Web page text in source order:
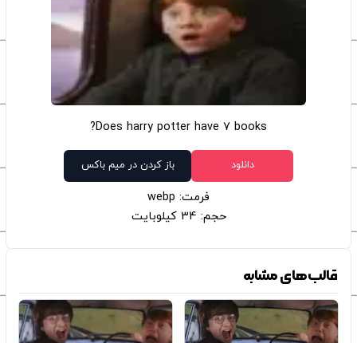
Does harry potter have 7 books?
دانلود باز کردن در میم باکس
فرمت: webp
حجم: 34 کیلوبایت
قالب‌های مشابه